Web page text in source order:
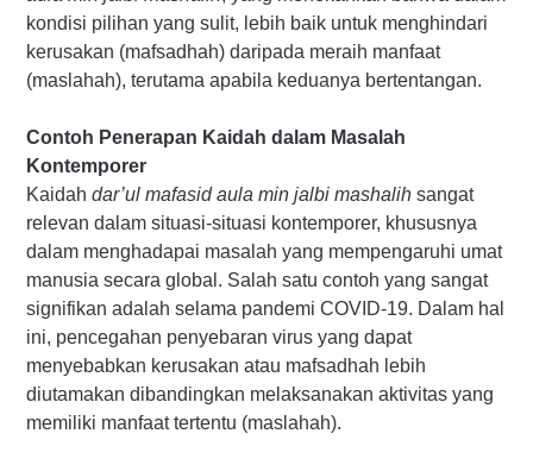
kondisi pilihan yang sulit, lebih baik untuk menghindari
kerusakan (mafsadhah) daripada meraih manfaat
(maslahah), terutama apabila keduanya bertentangan.
Contoh Penerapan Kaidah dalam Masalah
Kontemporer
Kaidah dar’ul mafasid aula min jalbi mashalih sangat
relevan dalam situasi-situasi kontemporer, khususnya
dalam menghadapai masalah yang mempengaruhi umat
manusia secara global. Salah satu contoh yang sangat
signifikan adalah selama pandemi COVID-19. Dalam hal
ini, pencegahan penyebaran virus yang dapat
menyebabkan kerusakan atau mafsadhah lebih
diutamakan dibandingkan melaksanakan aktivitas yang
memiliki manfaat tertentu (maslahah).